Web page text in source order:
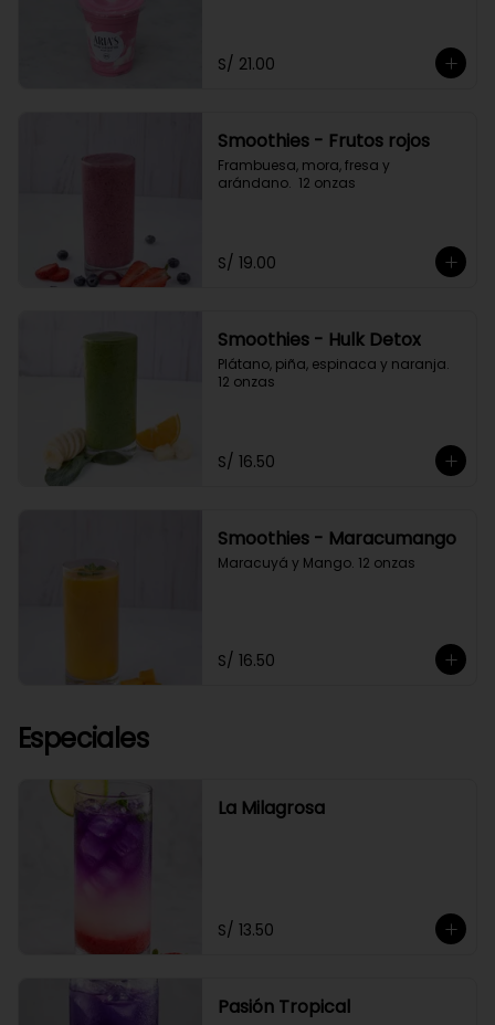
S/ 21.00
Smoothies - Frutos rojos
Frambuesa, mora, fresa y
arándano.  12 onzas
S/ 19.00
Smoothies - Hulk Detox
Plátano, piña, espinaca y naranja.
12 onzas
S/ 16.50
Smoothies - Maracumango
Maracuyá y Mango. 12 onzas
S/ 16.50
Especiales
La Milagrosa
S/ 13.50
Pasión Tropical